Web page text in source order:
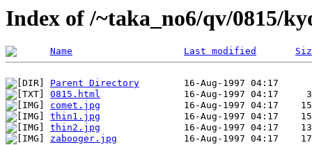
Index of /~taka_no6/qv/0815/
Name Last modified
Parent Directory
0815.html
comet.jpg
thin1.jpg
thin2.jpg
zabooger.jpg